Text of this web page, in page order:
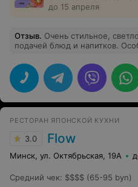
до 15 апреля
Отзыв. Очень стильное,
подачей блюд и напитков.
меню, всегда с улыбкой и
возвращаться вновь.
РЕСТОРАН ЯПОНСКОЙ КУХНИ
3.0 Flow
Минск, ул. Октябрьская, 19А
Средний чек: $$$$ (65-95 byn)